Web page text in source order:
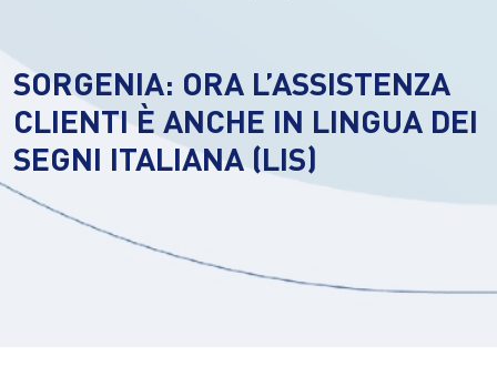
SORGENIA: ORA L’ASSISTENZA
CLIENTI È ANCHE IN LINGUA DEI
SEGNI ITALIANA (LIS)